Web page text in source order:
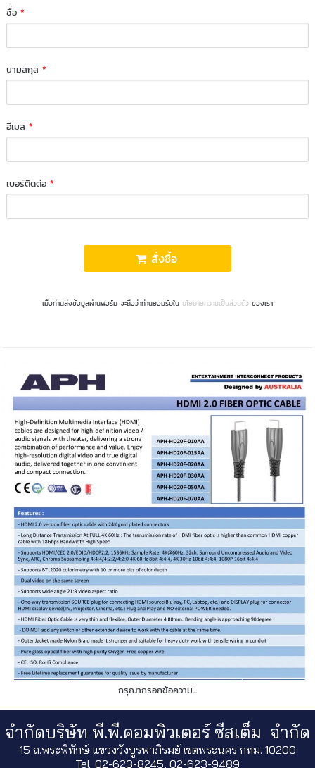
ชื่อ*
นามสกุล*
อีเมล*
เบอร์ติดต่อ*
สั่งซื้อ
เมื่อท่านส่งข้อมูลผ่านฟอร์ม จะถือว่าท่านยอมรับใน นโยบายความเป็นส่วนตัว ของเรา
กรุณากรอกข้อความ...
จำกัดบริษัท พี.พี.คอมพิวเตอร์ ซีสเต็ม จำกัด
15 ถ.พระพิทักษ์ แขวงวังบูรพาภิรมย์ เขตพระนคร กทม. 10200
Tel. 02-623-8245, 02-623-9489